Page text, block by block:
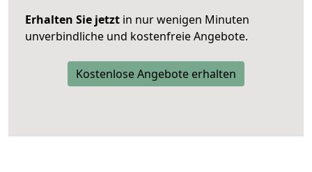
Erhalten Sie jetzt in nur wenigen Minuten
unverbindliche und kostenfreie Angebote.
Kostenlose Angebote erhalten